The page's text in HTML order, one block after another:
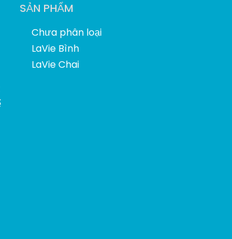
SẢN PHẨM
Chưa phân loại
LaVie Bình
LaVie Chai